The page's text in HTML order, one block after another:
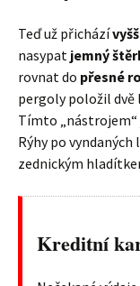
Teď už přichází
nasypat jemný
rovnat do přesné
pergoly položil dvě
Tímto „nástrojem“
Rýhy po
zednickým
Kreditní